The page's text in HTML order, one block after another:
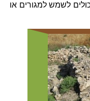
לשמש למגורים או